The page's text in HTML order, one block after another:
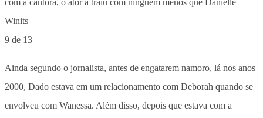
9 de 13
Ainda segundo o jornalista, antes de engatarem namoro, lá nos anos
2000, Dado estava em um relacionamento com Deborah quando se
envolveu com Wanessa. Além disso, depois que estava com a